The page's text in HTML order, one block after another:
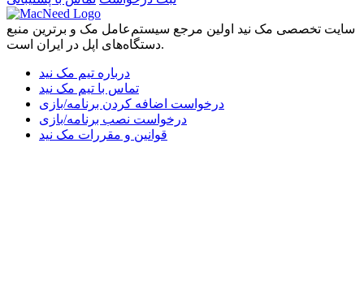
سایت تخصصی مک نید اولین مرجع سیستم‌عامل مک و برترین منبع
دستگاه‌های اپل در ایران است.
درباره تیم مک نید
تماس با تیم مک نید
درخواست اضافه کردن برنامه/بازی
درخواست نصب برنامه/بازی
قوانین و مقررات مک نید